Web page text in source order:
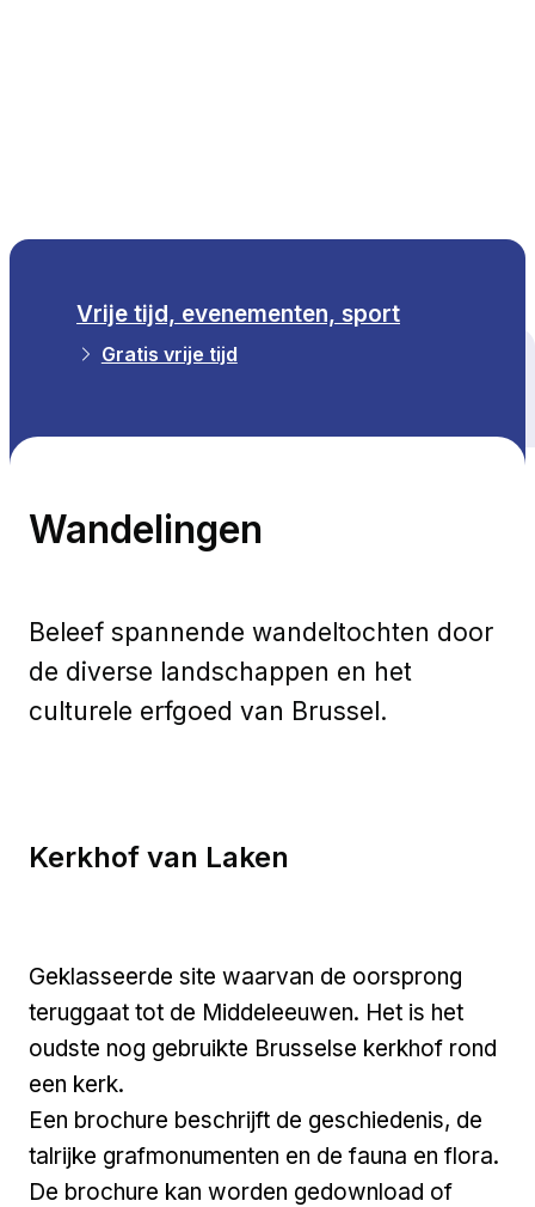
Vrije tijd, evenementen, sport
Gratis vrije tijd
Wandelingen
Beleef spannende wandeltochten door
de diverse landschappen en het
culturele erfgoed van Brussel.
Kerkhof van Laken
Geklasseerde site waarvan de oorsprong
teruggaat tot de Middeleeuwen. Het is het
oudste nog gebruikte Brusselse kerkhof rond
een kerk.
Een brochure beschrijft de geschiedenis, de
talrijke grafmonumenten en de fauna en flora.
De brochure kan worden gedownload of